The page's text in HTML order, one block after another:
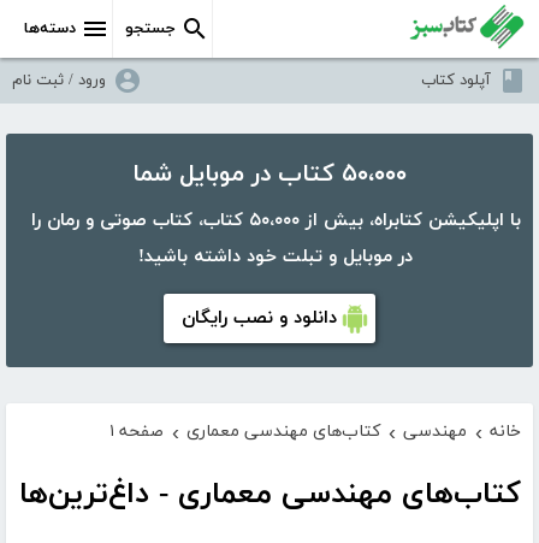
دسته‌ها جستجو
آپلود کتاب ورود / ثبت نام
۵۰،۰۰۰ کتاب در موبایل شما
با اپلیکیشن کتابراه، بیش از ۵۰،۰۰۰ کتاب، کتاب صوتی و رمان را
در موبایل و تبلت خود داشته باشید!
دانلود و نصب رایگان
خانه › مهندسی › کتاب‌های مهندسی معماری › صفحه ۱
کتاب‌های مهندسی معماری - داغ‌ترین‌ها